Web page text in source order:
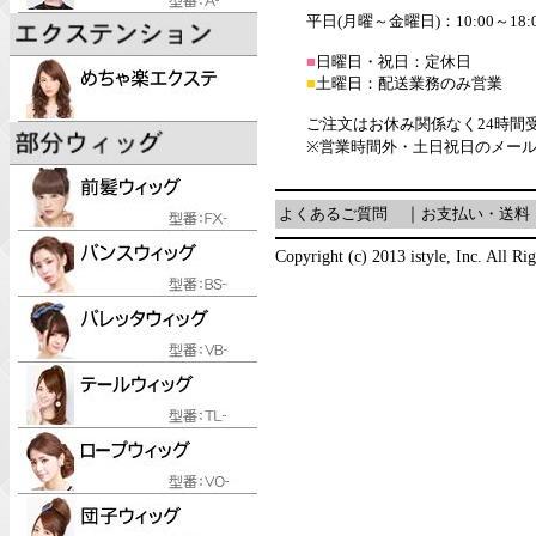
平日(月曜～金曜日)：10:00～
■ 日曜日・祝日：定休日
■土曜日：配送業務のみ営業
ご注文はお休み関係なく24時間
※営業時間外・土日祝日のメー
よくあるご質問 お支払い・送料
Copyright (c) 2013 istyle, Inc. All